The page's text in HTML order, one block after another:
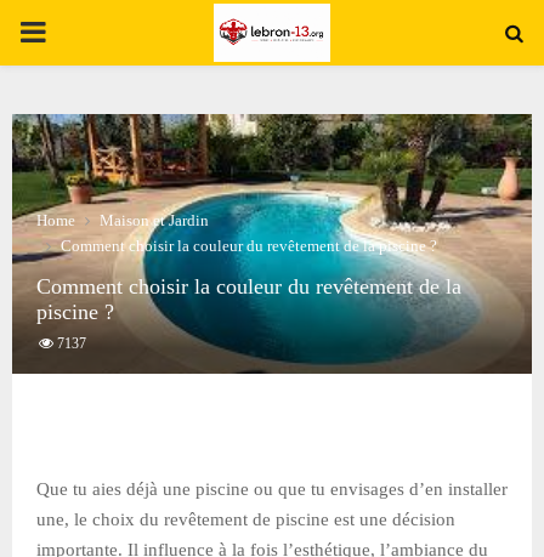
PRIMARY
Home
Maison et Jardin
Comment choisir la couleur du revêtement de la piscine ?
Comment choisir la couleur du revêtement de la
piscine ?
7137
Que tu aies déjà une piscine ou que tu envisages d’en installer
une, le choix du revêtement de piscine est une décision
importante. Il influence à la fois l’esthétique, l’ambiance du